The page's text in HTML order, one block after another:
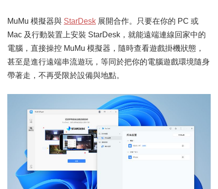
MuMu 模擬器與 StarDesk 展開合作。只要在你的 PC 或
Mac 及行動裝置上安裝 StarDesk，就能遠端連線回家中的
電腦，直接操控 MuMu 模擬器，隨時查看遊戲掛機狀態，
甚至是進行遠端串流遊玩，等同於把你的電腦遊戲環境隨身
帶著走，不再受限於設備與地點。